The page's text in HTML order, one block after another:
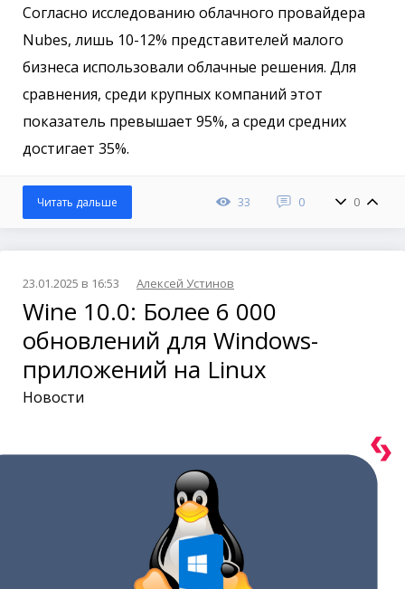
Согласно исследованию облачного провайдера
Nubes, лишь 10-12% представителей малого
бизнеса использовали облачные решения. Для
сравнения, среди крупных компаний этот
показатель превышает 95%, а среди средних
достигает 35%.
33 0 0
Читать дальше
23.01.2025 в 16:53 Алексей Устинов
Wine 10.0: Более 6 000
обновлений для Windows-
приложений на Linux
Новости